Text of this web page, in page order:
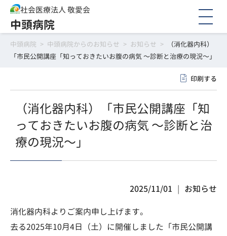
社会医療法人 敬愛会
中頭病院
中頭病院 > 中頭病院からのお知らせ > お知らせ >
（消化器内科）
「市民公開講座「知っておきたいお腹の病気 〜診断と治療の現況〜」
印刷する
（消化器内科）「市民公開講座「知
っておきたいお腹の病気 〜診断と治
療の現況〜」
2025/11/01 お知らせ
消化器内科よりご案内申し上げます。
去る2025年10月4日（土）に開催しました「市民公開講